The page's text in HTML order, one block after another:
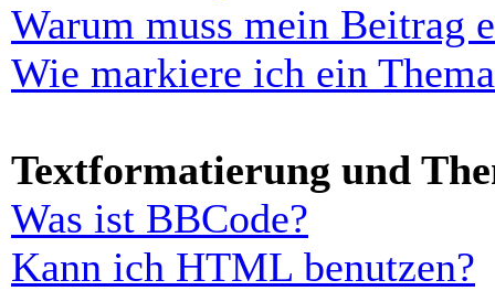
Warum muss mein Beitrag
Wie markiere ich ein
Textformatierung und
Was ist BBCode?
Kann ich HTML benutzen?